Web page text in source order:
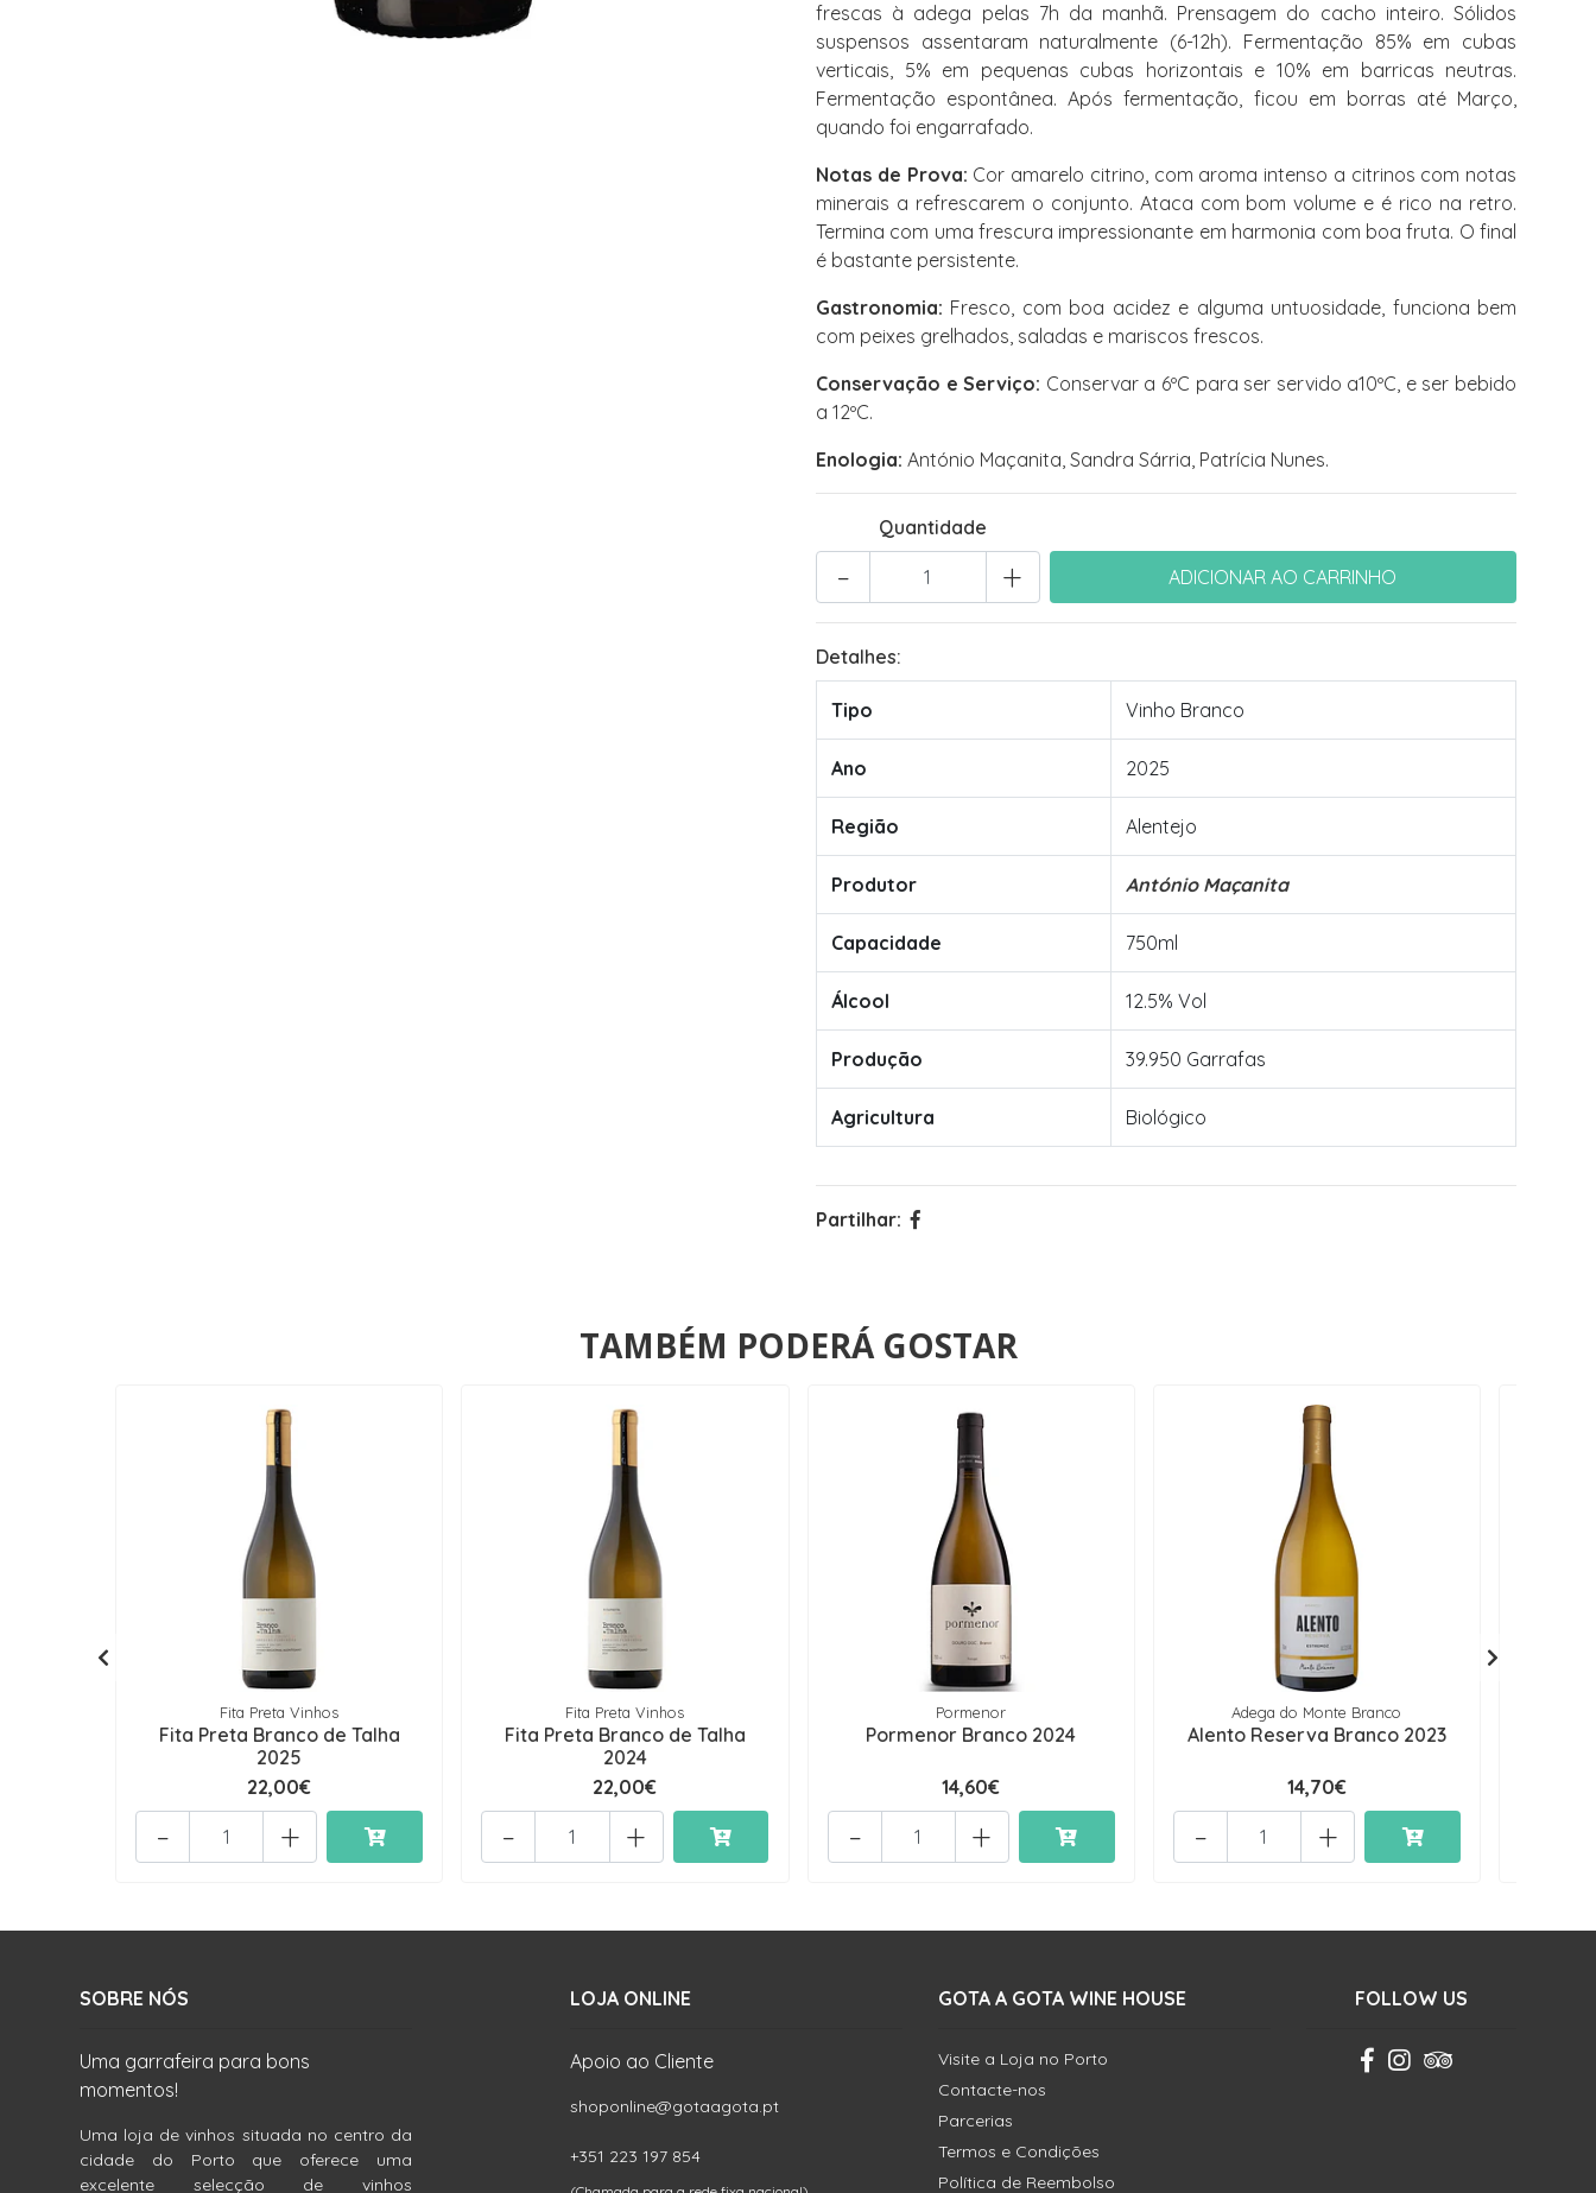
frescas à adega pelas 7h da manhã. Prensagem do cacho inteiro. Sólidos
suspensos assentaram naturalmente (6-12h). Fermentação 85% em cubas
verticais, 5% em pequenas cubas horizontais e 10% em barricas neutras.
Fermentação espontânea. Após fermentação, ficou em borras até Março,
quando foi engarrafado.
Notas de Prova: Cor amarelo citrino, com aroma intenso a citrinos com notas
minerais a refrescarem o conjunto. Ataca com bom volume e é rico na retro.
Termina com uma frescura impressionante em harmonia com boa fruta. O final
é bastante persistente.
Gastronomia: Fresco, com boa acidez e alguma untuosidade, funciona bem
com peixes grelhados, saladas e mariscos frescos.
Conservação e Serviço: Conservar a 6ºC para ser servido a10ºC, e ser bebido
a 12ºC.
Enologia: António Maçanita, Sandra Sárria, Patrícia Nunes.
Quantidade
+
-
Detalhes:
Tipo Vinho Branco
Ano 2025
Região Alentejo
Produtor António Maçanita
Capacidade 750ml
Álcool 12.5% Vol
Produção 39.950 Garrafas
Agricultura Biológico
Partilhar:
TAMBÉM PODERÁ GOSTAR
Fita Preta Vinhos
Fita Preta Branco de Talha
2025
22,00€
+
-
Fita Preta Vinhos
Fita Preta Branco de Talha
2024
22,00€
+
-
Pormenor
Pormenor Branco 2024
14,60€
+
-
Adega do Monte Branco
Alento Reserva Branco 2023
14,70€
+
-
SOBRE NÓS
Uma garrafeira para bons
momentos!
Uma loja de vinhos situada no centro da
cidade do Porto que oferece uma
excelente selecção de vinhos
LOJA ONLINE
Apoio ao Cliente
shoponline@gotaagota.pt
+351 223 197 854
GOTA A GOTA WINE HOUSE
Visite a Loja no Porto
Contacte-nos
Parcerias
Termos e Condições
Política de Reembolso
FOLLOW US